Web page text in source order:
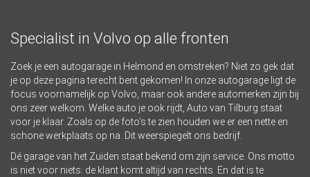
Specialist in Volvo op alle fronten
Zoek je een autogarage in Helmond en omstreken? Niet zo gek dat
je op deze pagina terecht bent gekomen! In onze autogarage ligt de
focus voornamelijk op Volvo, maar ook andere automerken zijn bij
ons zeer welkom. Welke auto je ook rijdt, Auto van Tilburg staat
voor je klaar. Zoals op de foto’s te zien houden we er een nette en
schone werkplaats op na. Dit weerspiegelt ons bedrijf.
Dé garage van het Zuiden staat bekend om zijn service. Ons motto
is niet voor niets: de klant komt altijd van rechts. En dat is te